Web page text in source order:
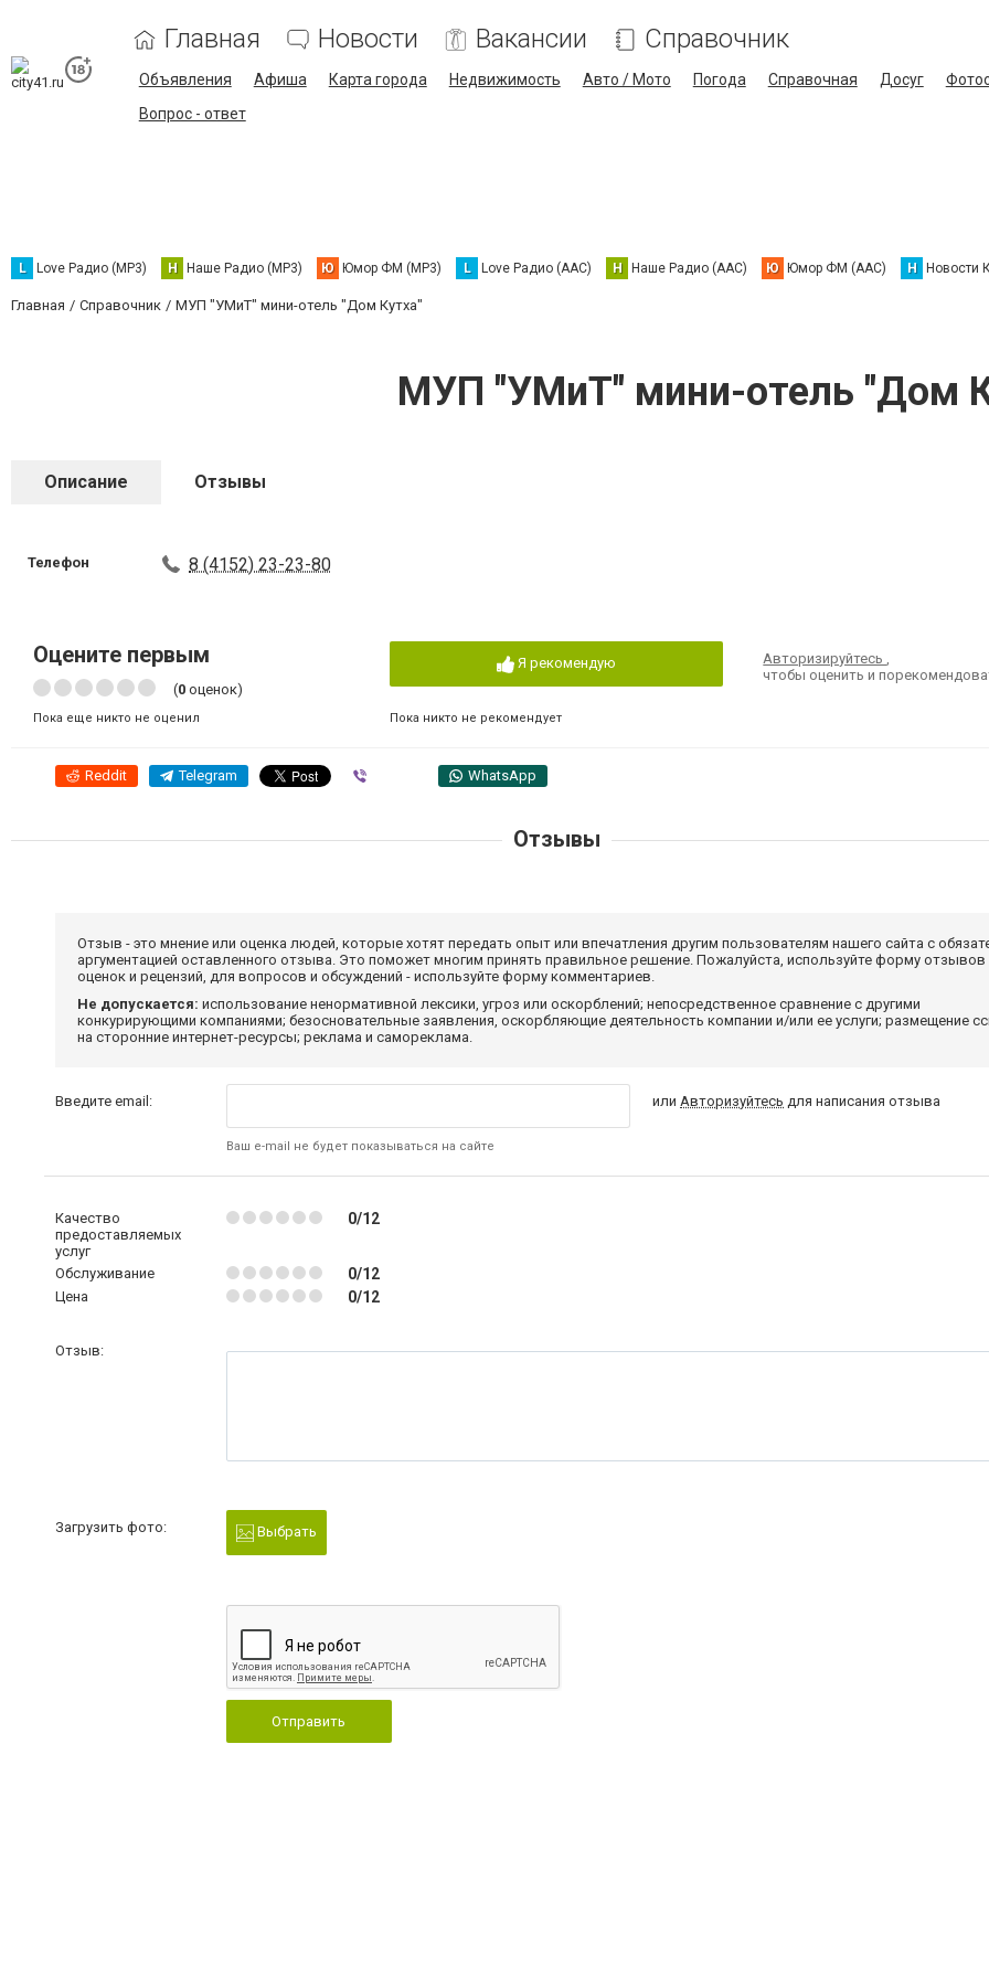
Главная Новости Вакансии Справочник
Объявления Афиша Карта города Недвижимость Авто / Мото Погода Справочная Досуг
Вопрос - ответ
L Love Радио (MP3) Н Наше Радио (MP3) Ю Юмор ФМ (MP3) L Love Радио (AAC) Н Наше Радио (AAC) Ю Юмор ФМ (AAC) Н Новости
Главная Справочник МУП "УМиТ" мини-отель "Дом Кутха"
МУП "УМиТ" мини-отель "Дом
Описание Отзывы
Телефон 8 (4152) 23-23-80
Оцените первым
(0 оценок)
Пока еще никто не оценил
Я рекомендую
Пока никто не рекомендует
Авторизируйтесь,
чтобы оценить и
Reddit Telegram WhatsApp
Отзывы
Отзыв - это мнение или оценка людей, которые хотят передать опыт или впечатления другим пользователям нашего сайта с
аргументацией оставленного отзыва. Это поможет многим принять правильное решение. Пожалуйста, используйте форму отзывов
оценок и рецензий, для вопросов и обсуждений - используйте форму комментариев.
Не допускается: использование ненормативной лексики, угроз или оскорблений; непосредственное сравнение с другими
конкурирующими компаниями; безосновательные заявления, оскорбляющие деятельность компании и/или ее услуги; размещение
на сторонние интернет-ресурсы; реклама и самореклама.
Введите email:
Ваш e-mail не будет показываться на сайте
илиАвторизуйтесь для написания отзыва
Качество
предоставляемых
услуг
0/12
Обслуживание 0/12
Цена 0/12
Отзыв:
Загрузить фото: Выбрать
Отправить